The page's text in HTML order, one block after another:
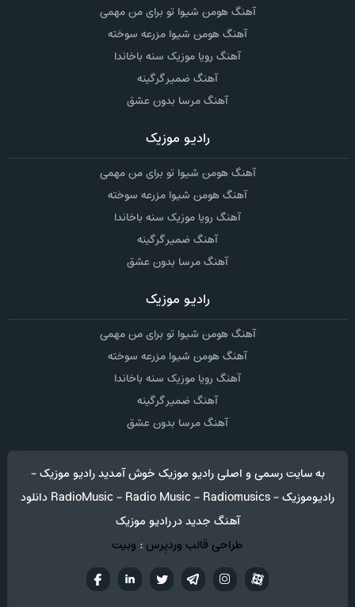
آهنگ هومن شیوا تو برای من مهمی
آهنگ هومن شیوا مزرعه سوخته
آهنگ رویا موزیک سنه باخاندا
آهنگ ضمیر گرگینه
آهنگ مرسا بدون عشق
رادیو موزیک
آهنگ هومن شیوا تو برای من مهمی
آهنگ هومن شیوا مزرعه سوخته
آهنگ رویا موزیک سنه باخاندا
آهنگ ضمیر گرگینه
آهنگ مرسا بدون عشق
رادیو موزیک
آهنگ هومن شیوا تو برای من مهمی
آهنگ هومن شیوا مزرعه سوخته
آهنگ رویا موزیک سنه باخاندا
آهنگ ضمیر گرگینه
آهنگ مرسا بدون عشق
به سایت رسمی و اصلی رادیو موزیک خوش آمدید رادیو موزیک -
رادیوموزیک - RadioMusic - Radio Music - Radiomusics دانلود
آهنگ جدید در رادیو موزیک
طراحی قالب وردپرس: وبیت
تويترتلگراماینستاگرام آپارات